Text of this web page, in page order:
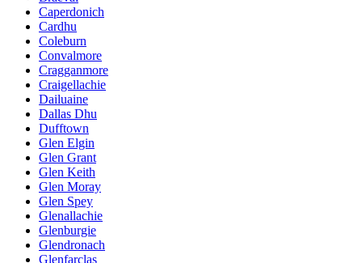
Caperdonich
Cardhu
Coleburn
Convalmore
Cragganmore
Craigellachie
Dailuaine
Dallas Dhu
Dufftown
Glen Elgin
Glen Grant
Glen Keith
Glen Moray
Glen Spey
Glenallachie
Glenburgie
Glendronach
Glenfarclas